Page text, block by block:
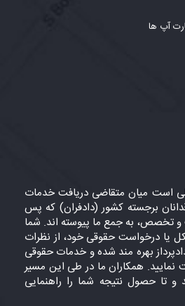
آپ ها
است میان متقاضی دریافت خدمات
برجسته کشور (دادفران) که پس
تخصص، به جمع ما پیوسته اند. شما
یا درخواست حقوقی خود، از نظرات
بهره مند شده و خدمات حقوقی
نمایید. همکاران ما در طی این مسیر
و تا حصول نتیجه شما را راهنمایی